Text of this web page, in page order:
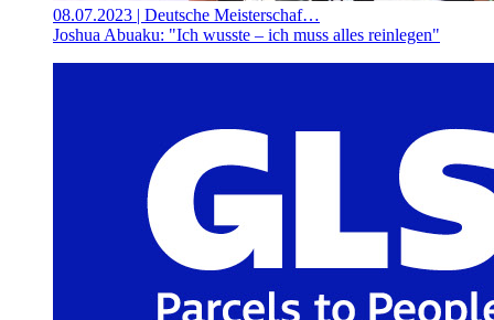
08.07.2023 | Deutsche Meisterschaf…
Joshua Abuaku: "Ich wusste – ich muss alles reinlegen"